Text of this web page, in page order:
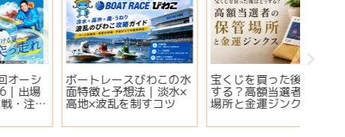
【2026年版】サマージ
ャンボ宝くじはいつ買
う？開運日・買い方・連
説
下関GⅢオールレディー
ス ジュエルセブンカッ
プ2026｜出場選手・注
報まとめ